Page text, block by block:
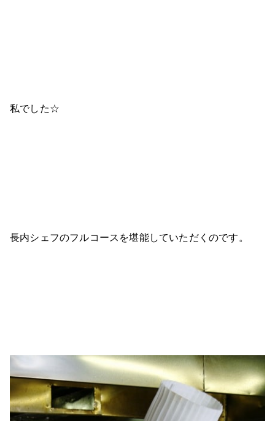
私でした☆
長内シェフのフルコースを堪能していただくのです。